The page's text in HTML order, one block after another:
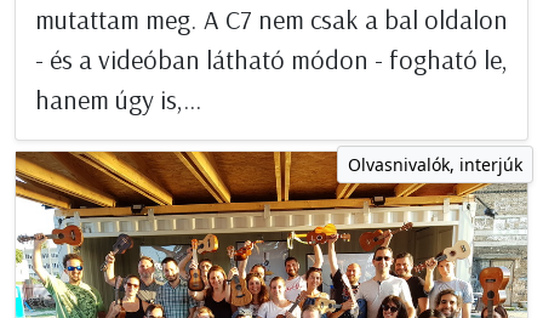
mutattam meg. A C7 nem csak a bal oldalon
- és a videóban látható módon - fogható le,
hanem úgy is,...
Olvasnivalók, interjúk